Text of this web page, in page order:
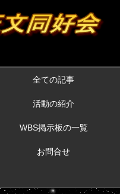
全ての記事
活動の紹介
WBS掲示板の一覧
お問合せ